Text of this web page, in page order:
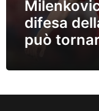
difesa
può